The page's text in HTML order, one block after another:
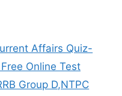
Affairs Quiz-
Online Test
Group D,NTPC